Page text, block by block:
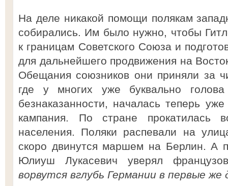
На деле никакой помощи полякам
собирались. Им было нужно, чтобы
к границам Советского Союза и
для дальнейшего продвижения на
Обещания союзников они приняли за
где у многих уже буквально
безнаказанности, началась теперь
кампания. По стране прокатилась
населения. Поляки распевали на
скоро двинутся маршем на Берлин. А
Юлиуш Лукасевич уверял
ворвутся вглубь Германии в первые же